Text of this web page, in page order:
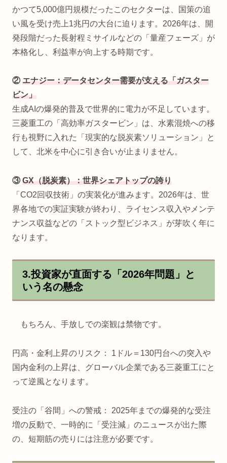
かつて5,000億円規模だったこのセクターは、国策の追
い風を受け売上1兆円の大台に迫ります。2026年は、開
発段階だった長射程ミサイルなどの「量産フェーズ」が
本格化し、利益率が向上する時期です。
②エナジー：データセンター需要が支える「ガスター
ビン」
生成AIの爆発的普及で世界的に電力が不足しています。
三菱重工の「高効率ガスタービン」は、水素混焼への移
行も視野に入れた「現実的な脱炭素ソリューション」と
して、北米を中心に引き合いが止まりません。
③GX（脱炭素）：世界シェアトップの誇り
「CO2回収技術」の実装化が進みます。2026年は、世
界各地での実証実験が終わり、ライセンス収入やメンテ
ナンス収益などの「ストック型ビジネス」が芽吹く年に
なります。
3.投資家が直面する「2026年問題」と
いう名の懸念
もちろん、手放しでの楽観は禁物です。
円高・金利上昇のリスク： 1ドル＝130円台への突入や
国内金利の上昇は、グローバル企業である三菱重工にと
って逆風となります。
受注の「谷間」への警戒： 2025年までの爆発的な受注
増の反動で、一時的に「受注減」のニュースが出た際
の、短期筋の売りには注意が必要です。